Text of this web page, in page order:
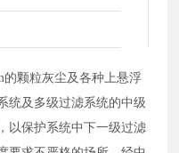
的颗粒灰尘及各种上悬浮
统及多级过滤系统的中级
以保护系统中下一级过滤